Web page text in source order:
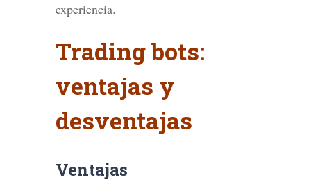
experiencia.
Trading bots:
ventajas y
desventajas
Ventajas